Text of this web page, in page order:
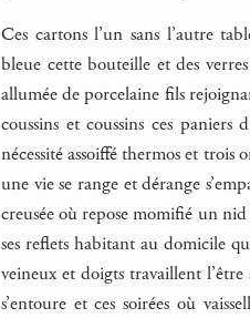
Ces cartons l’un sans l’autre
bleue cette bouteille et des
allumée de porcelaine fils
coussins et coussins ces
nécessité assoiffé thermos et
une vie se range et dérange
creusée où repose momifié un
ses reflets habitant au domicile
veineux et doigts travaillent
s’entoure et ces soirées où